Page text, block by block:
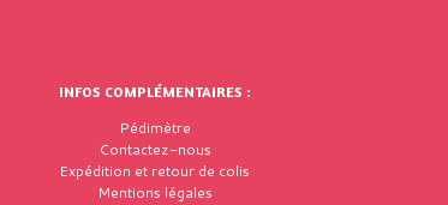
INFOS COMPLÉMENTAIRES :
Pédimètre
Contactez-nous
Expédition et retour de colis
Mentions légales